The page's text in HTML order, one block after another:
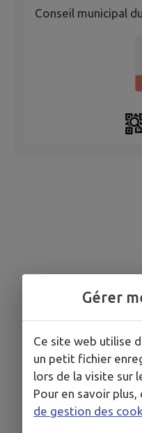
Conseil municipal
Gérer
Ce site web utilise
un petit fichier
lors de la visite sur
Pour en savoir
de gestion des